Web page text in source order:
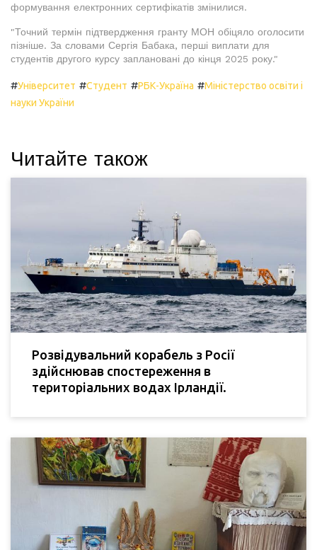
формування електронних сертифікатів змінилися.
"Точний термін підтвердження гранту МОН обіцяло оголосити
пізніше. За словами Сергія Бабака, перші виплати для
студентів другого курсу заплановані до кінця 2025 року."
#Університет #Студент #РБК-Україна #Міністерство освіти і
науки України
Читайте також
Розвідувальний корабель з Росії
здійснював спостереження в
територіальних водах Ірландії.